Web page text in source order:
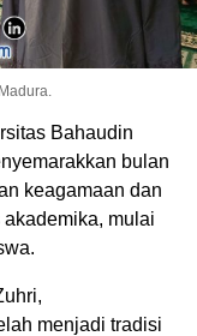
Bahaudin
bulan
keagamaan dan
mulai
menjadi tradisi